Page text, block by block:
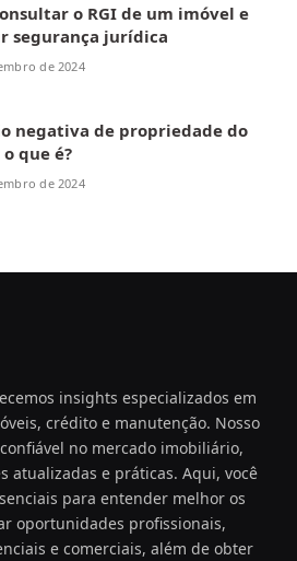
o RGI de um imóvel e
segurança jurídica
de 2024
negativa de propriedade do
que é?
de 2024
insights especializados em
crédito e manutenção. Nosso
no mercado imobiliário,
atualizadas e práticas. Aqui, você
para entender melhor os
oportunidades profissionais,
e comerciais, além de obter